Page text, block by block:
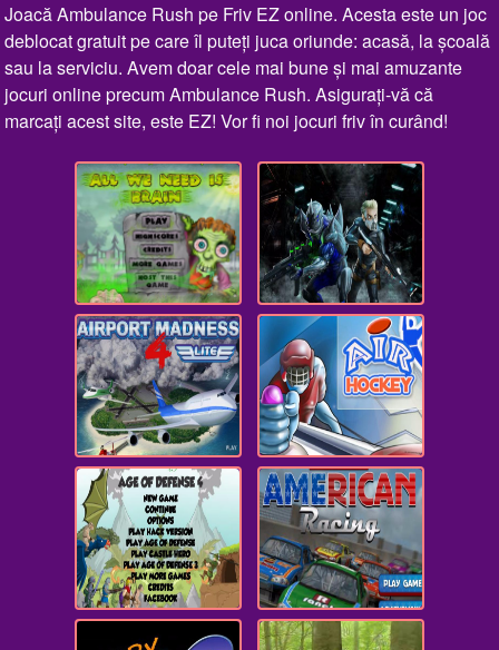
Joacă Ambulance Rush pe Friv EZ online. Acesta este un joc
deblocat gratuit pe care îl puteți juca oriunde: acasă, la școală
sau la serviciu. Avem doar cele mai bune și mai amuzante
jocuri online precum Ambulance Rush. Asigurați-vă că
marcați acest site, este EZ! Vor fi noi jocuri friv în curând!